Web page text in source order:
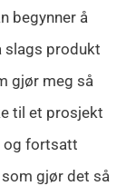
begynner å
slags produkt
gjør meg så
til et prosjekt
og fortsatt
gjør det så